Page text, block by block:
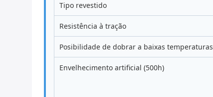
Tipo revestido
Resistência à tração
Posibilidade de dobrar a baixas temperaturas
Envelhecimento artificial (500h)